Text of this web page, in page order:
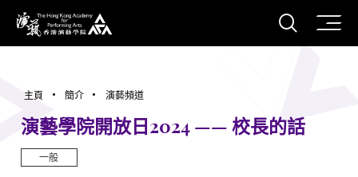
香港演藝學院
打開
主頁 簡介 演藝頻道
演藝學院開放日2024 —— 校長的話
一般